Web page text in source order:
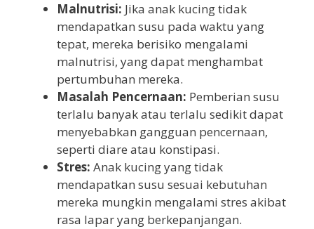
Malnutrisi: Jika anak kucing tidak
mendapatkan susu pada waktu yang
tepat, mereka berisiko mengalami
malnutrisi, yang dapat menghambat
pertumbuhan mereka.
Masalah Pencernaan: Pemberian susu
terlalu banyak atau terlalu sedikit dapat
menyebabkan gangguan pencernaan,
seperti diare atau konstipasi.
Stres: Anak kucing yang tidak
mendapatkan susu sesuai kebutuhan
mereka mungkin mengalami stres akibat
rasa lapar yang berkepanjangan.